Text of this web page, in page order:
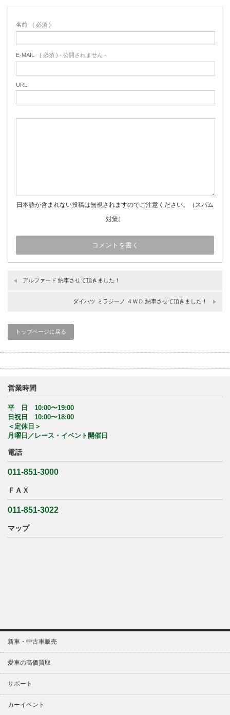
名前 ( 必須 )
E-MAIL ( 必須 ) - 公開されません -
URL
日本語が含まれない投稿は無視されますのでご注意ください。（スパム
対策）
アルファード 納車させて頂きました！
ダイハツ ミラジーノ ４ＷＤ 納車させて頂きました！
トップページに戻る
営業時間
平 日 10:00〜19:00
日祝日 10:00〜18:00
＜定休日＞
月曜日／レース・イベント開催日
電話
011-851-3000
ＦＡＸ
011-851-3022
マップ
新車・中古車販売
愛車の高価買取
サポート
カーイベント